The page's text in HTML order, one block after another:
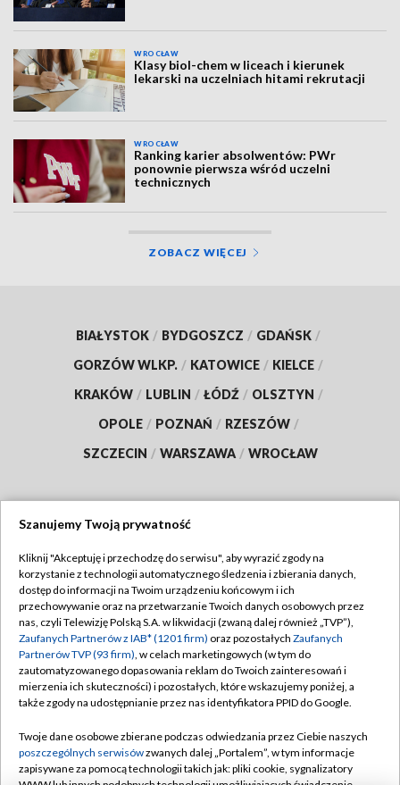
WROCŁAW
Klasy biol-chem w liceach i kierunek
lekarski na uczelniach hitami rekrutacji
WROCŁAW
Ranking karier absolwentów: PWr
ponownie pierwsza wśród uczelni
technicznych
ZOBACZ WIĘCEJ
BIAŁYSTOK / BYDGOSZCZ / GDAŃSK /
GORZÓW WLKP. / KATOWICE / KIELCE /
KRAKÓW / LUBLIN / ŁÓDŹ / OLSZTYN /
OPOLE / POZNAŃ / RZESZÓW /
SZCZECIN / WARSZAWA / WROCŁAW
TVP
Abonament TVP
Emisja w TVP
Centrum informacji TVP
Naziemna Telewizja Cyfrowa
Rada Programowa
System NOS
Regulamin TVP
Polityka prywatności
Moje zgody
Pomoc
Kontakt
Szanujemy Twoją prywatność
Kliknij "Akceptuję i przechodzę do serwisu", aby wyrazić zgody na
korzystanie z technologii automatycznego śledzenia i zbierania danych,
dostęp do informacji na Twoim urządzeniu końcowym i ich
przechowywanie oraz na przetwarzanie Twoich danych osobowych przez
nas, czyli Telewizję Polską S.A. w likwidacji (zwaną dalej również „TVP”),
Zaufanych Partnerów z IAB* (1201 firm) oraz pozostałych Zaufanych
Partnerów TVP (93 firm), w celach marketingowych (w tym do
zautomatyzowanego dopasowania reklam do Twoich zainteresowań i
mierzenia ich skuteczności) i pozostałych, które wskazujemy poniżej, a
także zgody na udostępnianie przez nas identyfikatora PPID do Google.
Twoje dane osobowe zbierane podczas odwiedzania przez Ciebie naszych
poszczególnych serwisówzwanych dalej „Portalem”, w tym informacje
zapisywane za pomocą technologii takich jak: pliki cookie, sygnalizatory